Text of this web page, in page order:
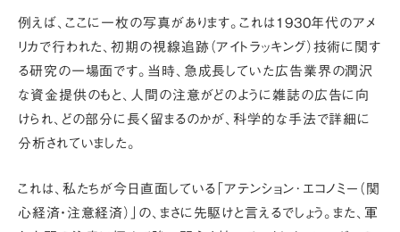
例えば、ここに一枚の写真があります。これは1930年代のアメ
リカで行われた、初期の視線追跡（アイトラッキング）技術に関す
る研究の一場面です。当時、急成長していた広告業界の潤沢
な資金提供のもと、人間の注意がどのように雑誌の広告に向
けられ、どの部分に長く留まるのかが、科学的な手法で詳細に
分析されていました。
これは、私たちが今日直面している「アテンション･エコノミー（関
心経済・注意経済）」の、まさに先駆けと言えるでしょう。また、軍